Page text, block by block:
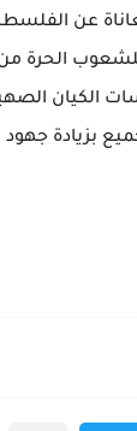
عن
الحرة
الكيان
جهود